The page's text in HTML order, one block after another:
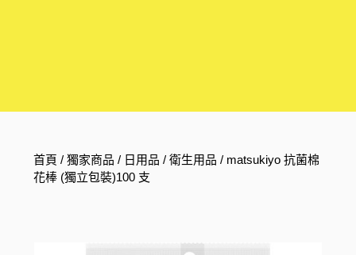
首頁 /獨家商品 / 日用品 /衛生用品 / matsukiyo 抗菌棉
花棒 (獨立包裝)100 支